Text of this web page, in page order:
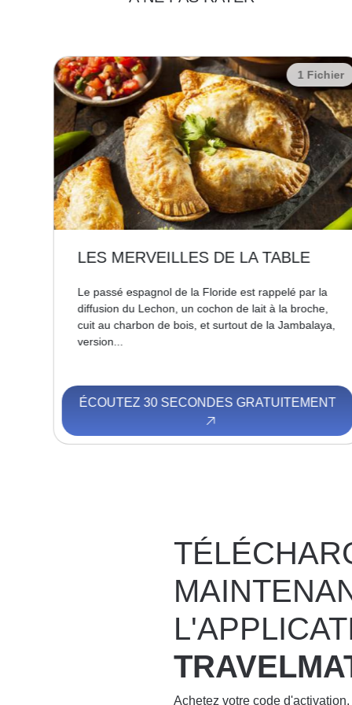
1 Fichier
LES MERVEILLES DE LA TABLE
Le passé espagnol de la Floride est rappelé par la
diffusion du Lechon, un cochon de lait à la broche,
cuit au charbon de bois, et surtout de la Jambalaya,
version...
ÉCOUTEZ 30 SECONDES GRATUITEMENT
Achetez votre code